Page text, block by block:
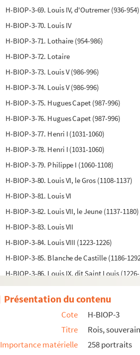
H-BIOP-3-69. Louis IV, d'Outremer (936-954)
H-BIOP-3-70. Louis IV
H-BIOP-3-71. Lothaire (954-986)
H-BIOP-3-72. Lotaire
H-BIOP-3-73. Louis V (986-996)
H-BIOP-3-74. Louis V (986-996)
H-BIOP-3-75. Hugues Capet (987-996)
H-BIOP-3-76. Hugues Capet (987-996)
H-BIOP-3-77. Henri I (1031-1060)
H-BIOP-3-78. Henri I (1031-1060)
H-BIOP-3-79. Philippe I (1060-1108)
H-BIOP-3-80. Louis VI, le Gros (1108-1137)
H-BIOP-3-81. Louis VI
H-BIOP-3-82. Louis VII, le Jeune (1137-1180)
H-BIOP-3-83. Louis VII
H-BIOP-3-84. Louis VIII (1223-1226)
H-BIOP-3-85. Blanche de Castille (1186-
H-BIOP-3-86. Louis IX, dit Saint Louis
H-BIOP-3-87. Louis IX, dit Saint Louis
H-BIOP-3-88. Louis IX, dit Saint Louis
H-BIOP-3-89. Louis IX, dit Saint Louis
H-BIOP-3-90. Louis IX, dit Saint Louis
H-BIOP-3-91. Louis IX, dit Saint Louis
Présentation du contenu
Cote
H-BIOP-3
Titre
Rois,
Importance matérielle
258 portraits